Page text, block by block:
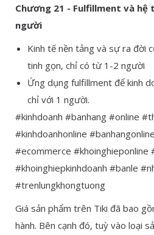
Chương 21 - Fulfillment và hệ
người
Kinh tế nền tảng và sự ra đời
tinh gọn, chỉ có từ 1-2 người
Ứng dụng fulfillment để kinh
chỉ với 1 người.
#kinhdoanh #banhang #online
#kinhdoanhonline
#ecommerce #khoinghieponline
#khoinghiepkinhdoanh #banle
#trenlungkhongtuong
Giá sản phẩm trên Tiki đã bao
hành. Bên cạnh đó, tuỳ vào loại